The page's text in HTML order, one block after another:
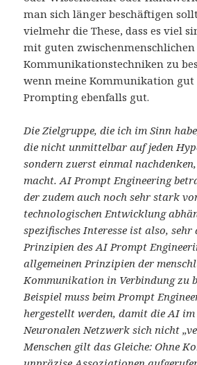
man sich länger beschäftigen
vielmehr die These, dass es viel
mit guten zwischenmenschlichen
Kommunikationstechniken zu
wenn meine Kommunikation gut
Prompting ebenfalls gut.
Die Zielgruppe, die ich im Sinn
die nicht unmittelbar auf jeden
sondern zuerst einmal
macht. AI Prompt Engineering
der zudem auch noch sehr stark
technologischen Entwicklung
spezifisches Interesse ist also, sehr
Prinzipien des AI Prompt
allgemeinen Prinzipien der
Kommunikation in Verbindung zu
Beispiel muss beim Prompt
hergestellt werden, damit die AI im
Neuronalen Netzwerk sich nicht
Menschen gilt das Gleiche: Ohne